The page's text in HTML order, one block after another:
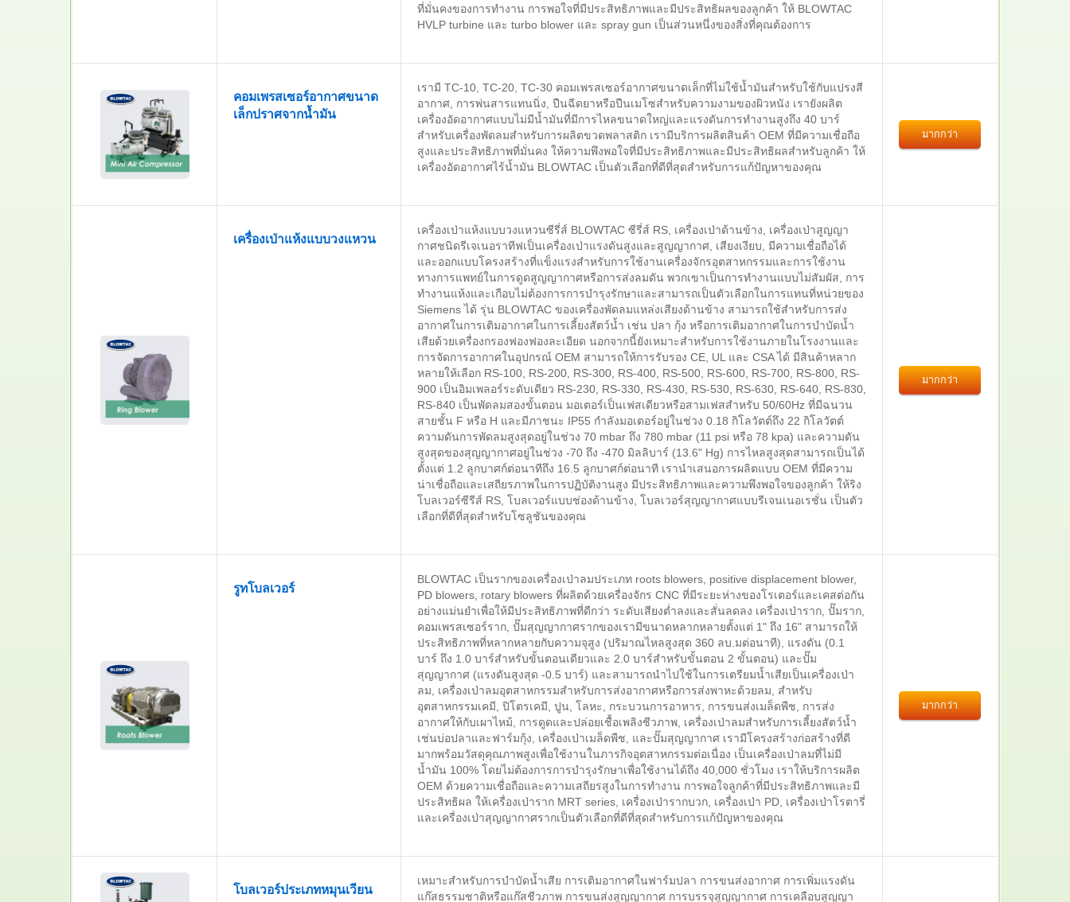
ที่มั่นคงของการทำงาน การพอใจที่มีประสิทธิภาพและมีประสิทธิผลของลูกค้า ให้ BLOWTAC
HVLP turbine และ turbo blower และ spray gun เป็นส่วนหนึ่งของสิ่งที่คุณต้องการ
คอมเพรสเซอร์อากาศขนาด
เล็กปราศจากน้ำมัน
เรามี TC-10, TC-20, TC-30 คอมเพรสเซอร์อากาศขนาดเล็กที่ไม่ใช้น้ำมันสำหรับใช้กับแปรงสี
อากาศ, การพ่นสารแทนนิ่ง, ปืนฉีดยาหรือปืนเมโซสำหรับความงามของผิวหนัง เรายังผลิต
เครื่องอัดอากาศแบบไม่มีน้ำมันที่มีการไหลขนาดใหญ่และแรงดันการทำงานสูงถึง 40 บาร์
สำหรับเครื่องพัดลมสำหรับการผลิตขวดพลาสติก เรามีบริการผลิตสินค้า OEM ที่มีความเชื่อถือ
สูงและประสิทธิภาพที่มั่นคง ให้ความพึงพอใจที่มีประสิทธิภาพและมีประสิทธิผลสำหรับลูกค้า ให้
เครื่องอัดอากาศไร้น้ำมัน BLOWTAC เป็นตัวเลือกที่ดีที่สุดสำหรับการแก้ปัญหาของคุณ
มากกว่า
เครื่องเป่าแห้งแบบวงแหวน
เครื่องเป่าแห้งแบบวงแหวนซีรี่ส์ BLOWTAC ซีรี่ส์ RS, เครื่องเป่าด้านข้าง, เครื่องเป่าสูญญา
กาศชนิดรีเจเนอราทีฟเป็นเครื่องเป่าแรงดันสูงและสูญญากาศ, เสียงเงียบ, มีความเชื่อถือได้
และออกแบบโครงสร้างที่แข็งแรงสำหรับการใช้งานเครื่องจักรอุตสาหกรรมและการใช้งาน
ทางการแพทย์ในการดูดสูญญากาศหรือการส่งลมดัน พวกเขาเป็นการทำงานแบบไม่สัมผัส, การ
ทำงานแห้งและเกือบไม่ต้องการการบำรุงรักษาและสามารถเป็นตัวเลือกในการแทนที่หน่วยของ
Siemens ได้ รุ่น BLOWTAC ของเครื่องพัดลมแหล่งเสียงด้านข้าง สามารถใช้สำหรับการส่ง
อากาศในการเติมอากาศในการเลี้ยงสัตว์น้ำ เช่น ปลา กุ้ง หรือการเติมอากาศในการบำบัดน้ำ
เสียด้วยเครื่องกรองฟองฟองละเอียด นอกจากนี้ยังเหมาะสำหรับการใช้งานภายในโรงงานและ
การจัดการอากาศในอุปกรณ์ OEM สามารถให้การรับรอง CE, UL และ CSA ได้ มีสินค้าหลาก
หลายให้เลือก RS-100, RS-200, RS-300, RS-400, RS-500, RS-600, RS-700, RS-800, RS-
900 เป็นอิมเพลอร์ระดับเดียว RS-230, RS-330, RS-430, RS-530, RS-630, RS-640, RS-830,
RS-840 เป็นพัดลมสองขั้นตอน มอเตอร์เป็นเฟสเดียวหรือสามเฟสสำหรับ 50/60Hz ที่มีฉนวน
สายชั้น F หรือ H และมีภาชนะ IP55 กำลังมอเตอร์อยู่ในช่วง 0.18 กิโลวัตต์ถึง 22 กิโลวัตต์
ความดันการพัดลมสูงสุดอยู่ในช่วง 70 mbar ถึง 780 mbar (11 psi หรือ 78 kpa) และความดัน
สูงสุดของสุญญากาศอยู่ในช่วง -70 ถึง -470 มิลลิบาร์ (13.6" Hg) การไหลสูงสุดสามารถเป็นได้
ตั้งแต่ 1.2 ลูกบาศก์ต่อนาทีถึง 16.5 ลูกบาศก์ต่อนาที เรานำเสนอการผลิตแบบ OEM ที่มีความ
น่าเชื่อถือและเสถียรภาพในการปฏิบัติงานสูง มีประสิทธิภาพและความพึงพอใจของลูกค้า ให้ริง
โบลเวอร์ซีรีส์ RS, โบลเวอร์แบบช่องด้านข้าง, โบลเวอร์สุญญากาศแบบรีเจนเนอเรชั่น เป็นตัว
เลือกที่ดีที่สุดสำหรับโซลูชันของคุณ
มากกว่า
รูทโบลเวอร์
BLOWTAC เป็นรากของเครื่องเป่าลมประเภท roots blowers, positive displacement blower,
PD blowers, rotary blowers ที่ผลิตด้วยเครื่องจักร CNC ที่มีระยะห่างของโรเตอร์และเคสต่อกัน
อย่างแม่นยำเพื่อให้มีประสิทธิภาพที่ดีกว่า ระดับเสียงต่ำลงและสั่นลดลง เครื่องเป่าราก, ปั๊มราก,
คอมเพรสเซอร์ราก, ปั๊มสุญญากาศรากของเรามีขนาดหลากหลายตั้งแต่ 1" ถึง 16" สามารถให้
ประสิทธิภาพที่หลากหลายกับความจุสูง (ปริมาณไหลสูงสุด 360 ลบ.มต่อนาที), แรงดัน (0.1
บาร์ ถึง 1.0 บาร์สำหรับขั้นตอนเดียวและ 2.0 บาร์สำหรับขั้นตอน 2 ขั้นตอน) และปั๊ม
สุญญากาศ (แรงดันสูงสุด -0.5 บาร์) และสามารถนำไปใช้ในการเตรียมน้ำเสียเป็นเครื่องเป่า
ลม, เครื่องเป่าลมอุตสาหกรรมสำหรับการส่งอากาศหรือการส่งพาหะด้วยลม, สำหรับ
อุตสาหกรรมเคมี, ปิโตรเคมี, ปูน, โลหะ, กระบวนการอาหาร, การขนส่งเมล็ดพืช, การส่ง
อากาศให้กับเผาไหม้, การดูดและปล่อยเชื้อเพลิงชีวภาพ, เครื่องเป่าลมสำหรับการเลี้ยงสัตว์น้ำ
เช่นบ่อปลาและฟาร์มกุ้ง, เครื่องเป่าเมล็ดพืช, และปั๊มสุญญากาศ เรามีโครงสร้างก่อสร้างที่ดี
มากพร้อมวัสดุคุณภาพสูงเพื่อใช้งานในภารกิจอุตสาหกรรมต่อเนื่อง เป็นเครื่องเป่าลมที่ไม่มี
น้ำมัน 100% โดยไม่ต้องการการบำรุงรักษาเพื่อใช้งานได้ถึง 40,000 ชั่วโมง เราให้บริการผลิต
OEM ด้วยความเชื่อถือและความเสถียรสูงในการทำงาน การพอใจลูกค้าที่มีประสิทธิภาพและมี
ประสิทธิผล ให้เครื่องเป่าราก MRT series, เครื่องเป่ารากบวก, เครื่องเป่า PD, เครื่องเป่าโรตารี่
และเครื่องเป่าสุญญากาศรากเป็นตัวเลือกที่ดีที่สุดสำหรับการแก้ปัญหาของคุณ
มากกว่า
โบลเวอร์ประเภทหมุนเวียน
เหมาะสำหรับการบำบัดน้ำเสีย การเติมอากาศในฟาร์มปลา การขนส่งอากาศ การเพิ่มแรงดัน
แก๊สธรรมชาติหรือแก๊สชีวภาพ การขนส่งสูญญากาศ การบรรจุสูญญากาศ การเคลือบสูญญา